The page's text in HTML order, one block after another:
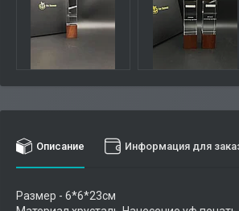
Описание Информация для
Размер - 6*6*23см